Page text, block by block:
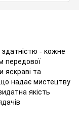
здатністю - кожне
передової
яскраві та
надає мистецтву
якість